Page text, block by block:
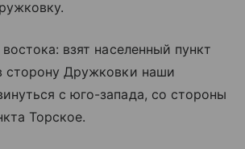
взят населенный пункт
сторону Дружковки наши
с юго-запада, со стороны
Торское.